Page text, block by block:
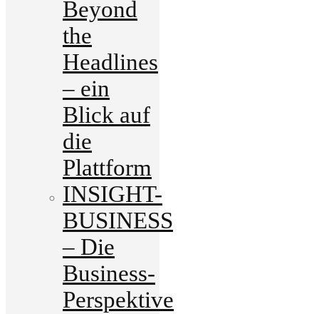
Beyond
the
Headlines
– ein
Blick auf
die
Plattform
INSIGHT-
BUSINESS
– Die
Business-
Perspektive